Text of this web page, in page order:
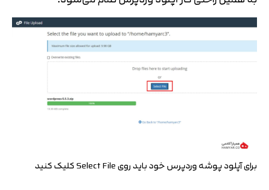
برای آپلود پوشه وردپرس خود باید روی Select File کلیک کنید